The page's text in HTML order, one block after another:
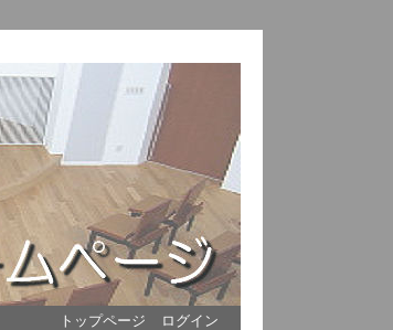
トップページ ログイン